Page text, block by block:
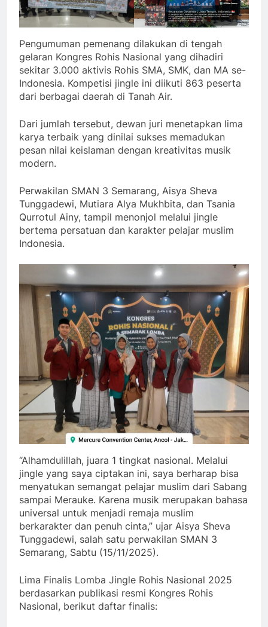
Pengumuman pemenang dilakukan di tengah
gelaran Kongres Rohis Nasional yang dihadiri
sekitar 3.000 aktivis Rohis SMA, SMK, dan MA se-
Indonesia. Kompetisi jingle ini diikuti 863 peserta
dari berbagai daerah di Tanah Air.
Dari jumlah tersebut, dewan juri menetapkan lima
karya terbaik yang dinilai sukses memadukan
pesan nilai keislaman dengan kreativitas musik
modern.
Perwakilan SMAN 3 Semarang, Aisya Sheva
Tunggadewi, Mutiara Alya Mukhbita, dan Tsania
Qurrotul Ainy, tampil menonjol melalui jingle
bertema persatuan dan karakter pelajar muslim
Indonesia.
“Alhamdulillah, juara 1 tingkat nasional. Melalui
jingle yang saya ciptakan ini, saya berharap bisa
menyatukan semangat pelajar muslim dari Sabang
sampai Merauke. Karena musik merupakan bahasa
universal untuk menjadi remaja muslim
berkarakter dan penuh cinta,” ujar Aisya Sheva
Tunggadewi, salah satu perwakilan SMAN 3
Semarang, Sabtu (15/11/2025).
Lima Finalis Lomba Jingle Rohis Nasional 2025
berdasarkan publikasi resmi Kongres Rohis
Nasional, berikut daftar finalis: